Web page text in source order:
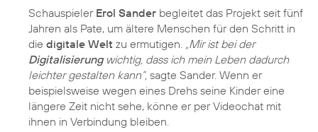
Schauspieler Erol Sander begleitet das Projekt seit fünf
Jahren als Pate, um ältere Menschen für den Schritt in
die digitale Welt zu ermutigen. „Mir ist bei der
Digitalisierungwichtig, dass ich mein Leben dadurch
leichter gestalten kann“, sagte Sander. Wenn er
beispielsweise wegen eines Drehs seine Kinder eine
längere Zeit nicht sehe, könne er per Videochat mit
ihnen in Verbindung bleiben.